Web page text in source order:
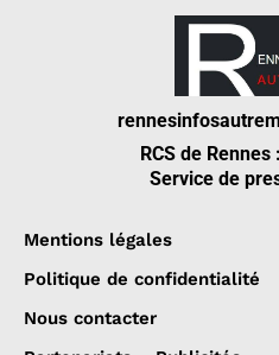
RCS de
Service de
Mentions légales
Politique de confidentialité
Nous contacter